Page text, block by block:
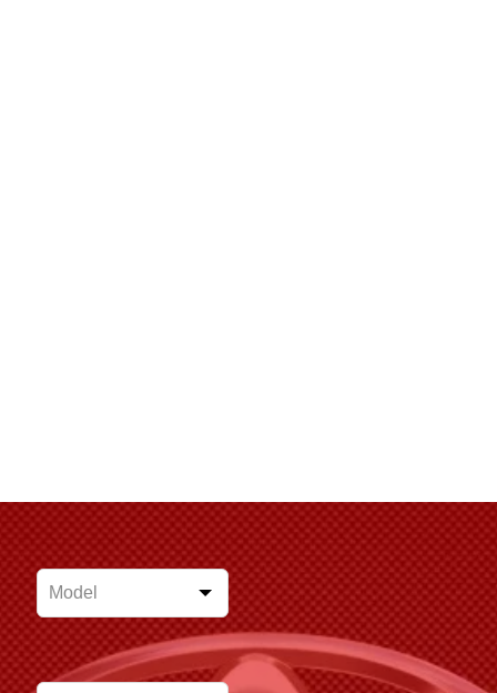
Leave
this
blank